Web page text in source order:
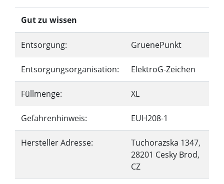
Gut zu wissen
Entsorgung: GruenePunkt
Entsorgungsorganisation: ElektroG-Zeichen
Füllmenge: XL
Gefahrenhinweis: EUH208-1
Hersteller Adresse:
Tuchorazska 1347,
28201 Cesky Brod,
CZ